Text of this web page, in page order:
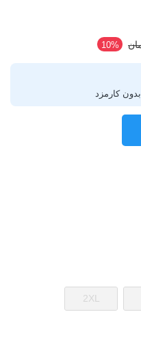
‎10%
بدون کارمزد
2XL